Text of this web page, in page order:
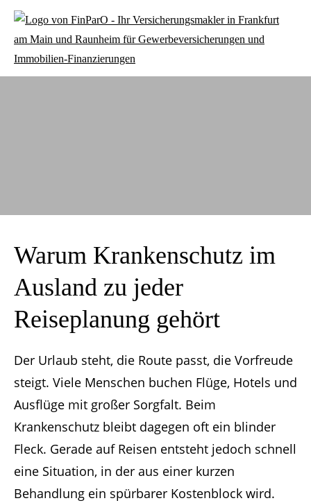
Warum Krankenschutz im
Ausland zu jeder
Reiseplanung gehört
Der Urlaub steht, die Route passt, die Vorfreude
steigt. Viele Menschen buchen Flüge, Hotels und
Ausflüge mit großer Sorgfalt. Beim
Krankenschutz bleibt dagegen oft ein blinder
Fleck. Gerade auf Reisen entsteht jedoch schnell
eine Situation, in der aus einer kurzen
Behandlung ein spürbarer Kostenblock wird.